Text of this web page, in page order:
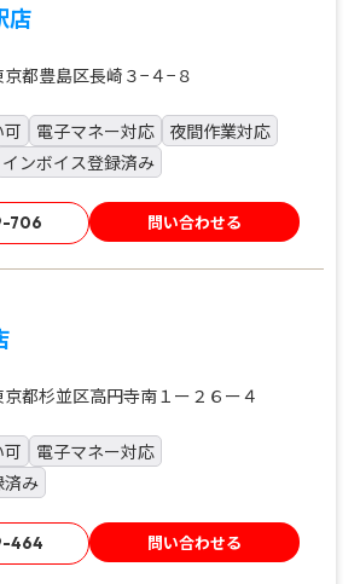
店
都豊島区長崎３−４−８
電子マネー対応
夜間作業対応
インボイス登録済み
706 問い合わせる
都杉並区高円寺南１ー２６ー４
電子マネー対応
済み
464 問い合わせる